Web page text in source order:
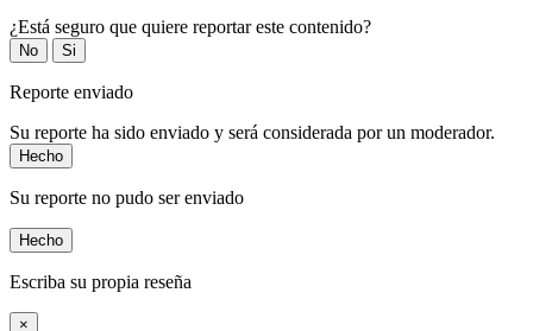
¿Está seguro que quiere reportar este contenido?
No Si
Reporte enviado
Su reporte ha sido enviado y será considerada por un moderador.
Hecho
Su reporte no pudo ser enviado
Hecho
Escriba su propia reseña
×